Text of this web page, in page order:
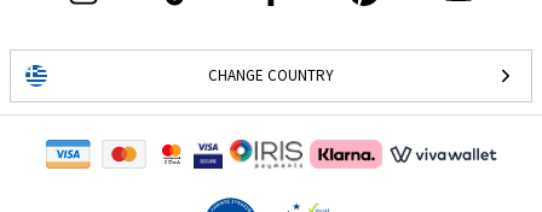
CHANGE COUNTRY